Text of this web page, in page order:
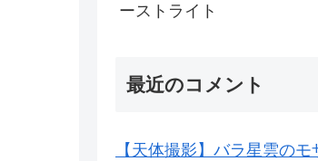
ーストライト
最近のコメント
【天体撮影】バラ星雲のモ